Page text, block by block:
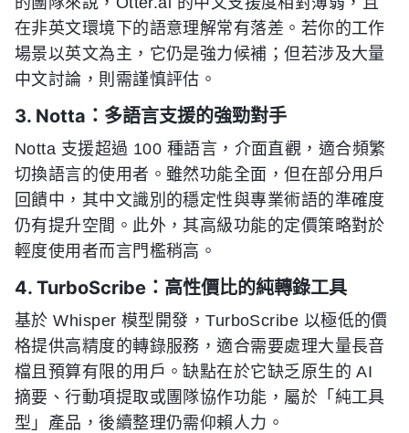
在非英文環境下的語意理解常有落差。若你的工作
場景以英文為主，它仍是強力候補；但若涉及大量
中文討論，則需謹慎評估。
3. Notta：多語言支援的強勁對手
Notta 支援超過 100 種語言，介面直觀，適合頻繁
切換語言的使用者。雖然功能全面，但在部分用戶
回饋中，其中文識別的穩定性與專業術語的準確度
仍有提升空間。此外，其高級功能的定價策略對於
輕度使用者而言門檻稍高。
4. TurboScribe：高性價比的純轉錄工具
基於 Whisper 模型開發，TurboScribe 以極低的價
格提供高精度的轉錄服務，適合需要處理大量長音
檔且預算有限的用戶。缺點在於它缺乏原生的 AI
摘要、行動項提取或團隊協作功能，屬於「純工具
型」產品，後續整理仍需仰賴人力。